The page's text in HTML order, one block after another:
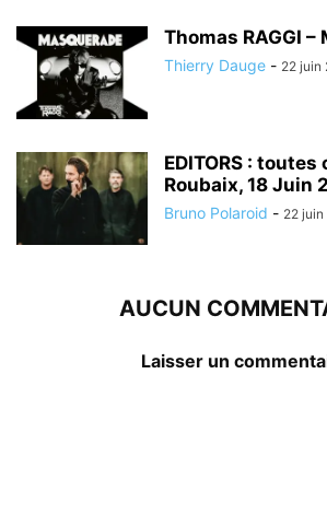
Thomas RAGGI
Thierry Dauge - 22 juin
EDITORS :
Roubaix, 18 Juin
Bruno Polaroid - 22
AUCUN
Laisser un